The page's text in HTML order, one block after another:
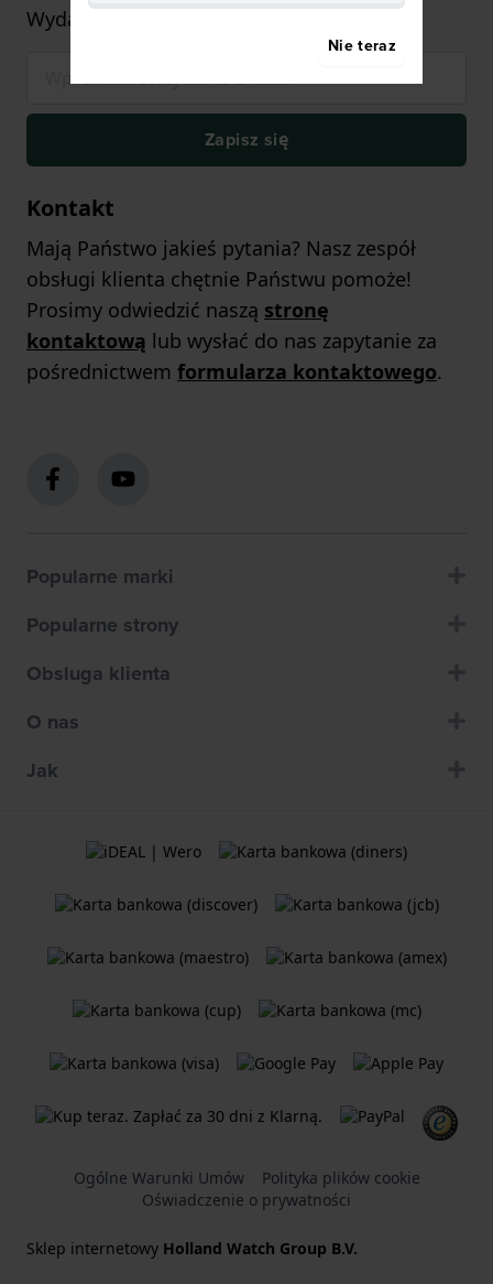
Wydasz od 350 PLN (tylko na zegarkach)
Zapisz się
Kontakt
Mają Państwo jakieś pytania? Nasz zespół
obsługi klienta chętnie Państwu pomoże!
Prosimy odwiedzić naszą stronę
kontaktową lub wysłać do nas zapytanie za
pośrednictwem formularza kontaktowego.
Popularne marki
Popularne strony
Obsluga klienta
O nas
Jak
Ogólne Warunki Umów
Polityka plików cookie
Oświadczenie o prywatności
Sklep internetowy Holland Watch Group B.V.
Nie teraz